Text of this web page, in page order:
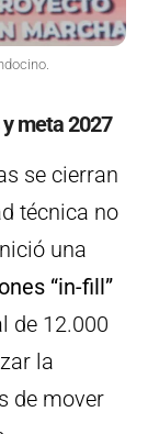
meta 2027
se cierran
técnica no
una
“in-fill”
de 12.000
la
de mover